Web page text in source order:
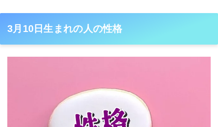
3月10日生まれの人の性格